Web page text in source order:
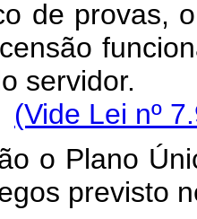
de provas,
do
(Vide Lei nº
o Plano
previsto